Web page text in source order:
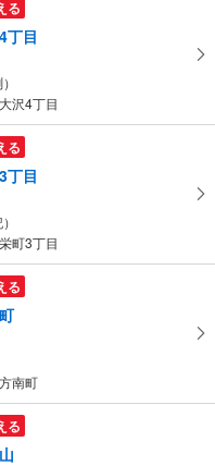
る
丁目
沢4丁目
る
丁目
町3丁目
る
南町
る